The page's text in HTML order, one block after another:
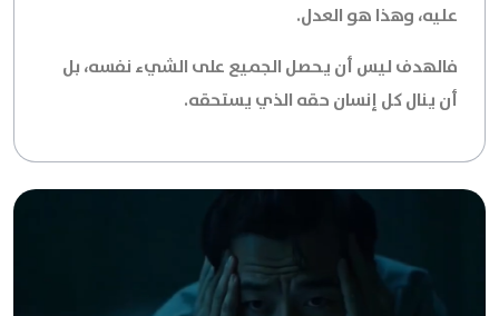
عليه، وهذا هو العدل.
فالهدف ليس أن يحصل الجميع على الشيء نفسه، بل
أن ينال كل إنسان حقه الذي يستحقه.